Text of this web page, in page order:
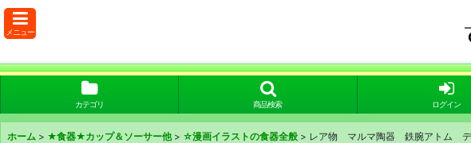
メニュー
カテゴリ 商品検索 ログイン
ホーム > ★食器★カップ＆ソーサー他 > ☆漫画イラストの食器全般 > レア物 マルマ陶器 鉄腕アトム